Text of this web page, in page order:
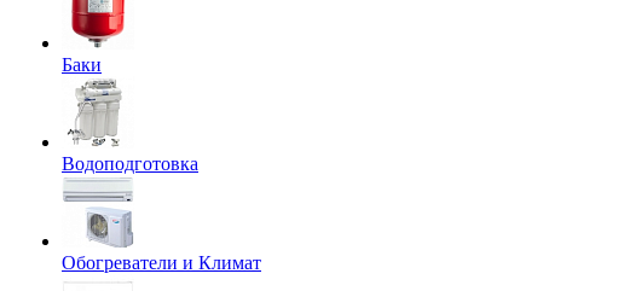
Баки
Водоподготовка
Обогреватели и Климат